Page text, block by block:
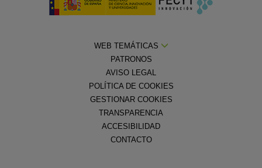
WEB TEMÁTICAS
PATRONOS
AVISO LEGAL
POLÍTICA DE COOKIES
GESTIONAR COOKIES
TRANSPARENCIA
ACCESIBILIDAD
CONTACTO